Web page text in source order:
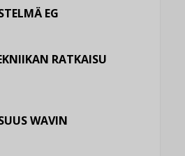
EG
RATKAISU
WAVIN